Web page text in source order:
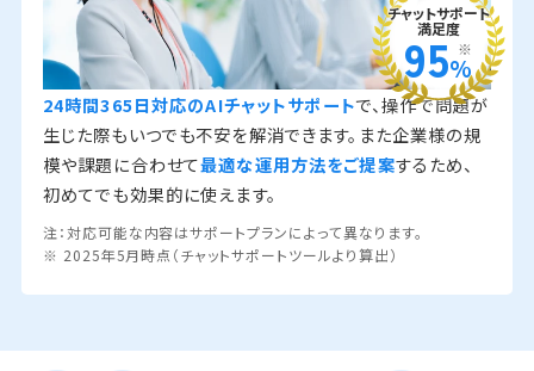
チャットサポート
満足度
95%
※
24時間365日対応のAIチャットサポートで、操作で問題が
生じた際もいつでも不安を解消できます。また企業様の規
模や課題に合わせて最適な運用方法をご提案するため、
初めてでも効果的に使えます。
注：対応可能な内容はサポートプランによって異なります。
※ 2025年5月時点（チャットサポートツールより算出）